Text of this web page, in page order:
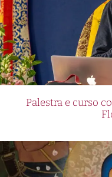
juegos de casino en
Una amplia
todos los
Pin Up Casino es
los peruanos que
juego en línea
calidad, este sitio
una plataforma
Palestra e curso